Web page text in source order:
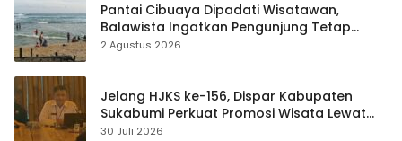
Pantai Cibuaya Dipadati Wisatawan,
Balawista Ingatkan Pengunjung Tetap
Waspada
2 Agustus 2026
Jelang HJKS ke-156, Dispar Kabupaten
Sukabumi Perkuat Promosi Wisata Lewat
Publikasi Digital
30 Juli 2026